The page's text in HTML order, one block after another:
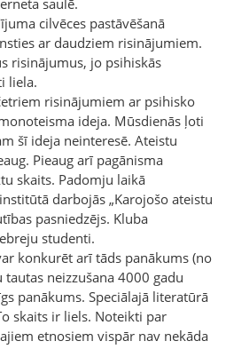
saulē.
cilvēces pastāvēšanā
ar daudziem risinājumiem.
risinājumus, jo psihiskās
liela.
risinājumiem ar psihisko
ideja. Mūsdienās ļoti
šī ideja neinteresē. Ateistu
Pieaug arī pagānisma
skaits. Padomju laikā
darbojās „Karojošo ateistu
pasniedzējs. Kluba
studenti.
konkurēt arī tāds panākums (no
neizzušana 4000 gadu
panākums. Speciālajā literatūrā
skaits ir liels. Noteikti par
etnosiem vispār nav nekāda